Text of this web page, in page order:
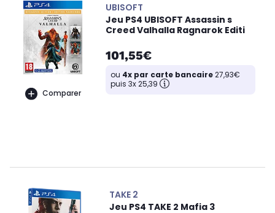
Comparer
UBISOFT
Jeu PS4 UBISOFT Assassin s
Creed Valhalla Ragnarok Editi
101,55€
ou 4x par carte bancaire27,93€
puis 3x 25,39
TAKE 2
Jeu PS4 TAKE 2 Mafia 3